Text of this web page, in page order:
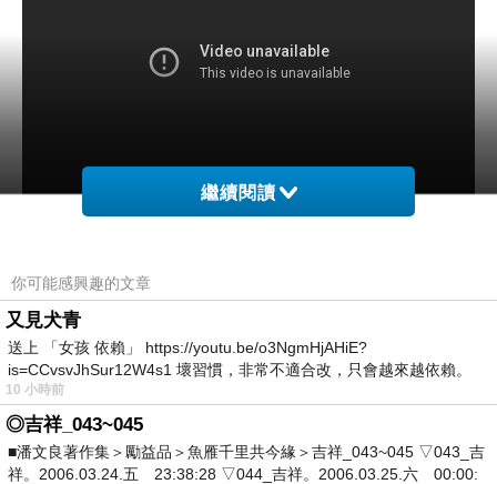
上一篇：自己的膝蓋自己救！呂紹睿醫師：必做3招護膝運動
下一篇：免費素食餐廳 ~ 雨花齋
繼續閱讀
你可能感興趣的文章
又見犬青
送上 「女孩 依賴」 https://youtu.be/o3NgmHjAHiE?
is=CCvsvJhSur12W4s1 壞習慣，非常不適合改，只會越來越依賴。
我害怕的
10 小時前
◎吉祥_043~045
■潘文良著作集＞勵益品＞魚雁千里共今緣＞吉祥_043~045 ▽043_吉
祥。2006.03.24.五 23:38:28 ▽044_吉祥。2006.03.25.六 00:00: